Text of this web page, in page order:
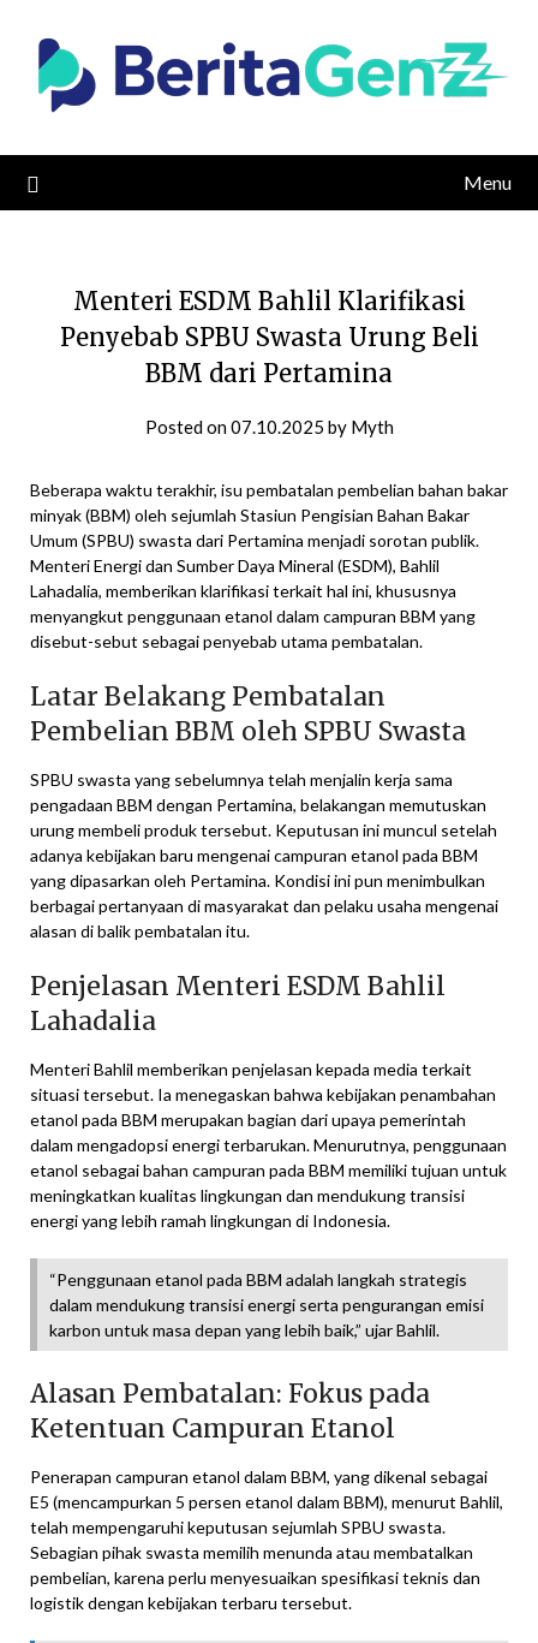
content
Menu
Menteri ESDM Bahlil Klarifikasi
Penyebab SPBU Swasta Urung Beli
BBM dari Pertamina
Posted on07.10.2025 by Myth
Beberapa waktu terakhir, isu pembatalan pembelian bahan bakar
minyak (BBM) oleh sejumlah Stasiun Pengisian Bahan Bakar
Umum (SPBU) swasta dari Pertamina menjadi sorotan publik.
Menteri Energi dan Sumber Daya Mineral (ESDM), Bahlil
Lahadalia, memberikan klarifikasi terkait hal ini, khususnya
menyangkut penggunaan etanol dalam campuran BBM yang
disebut-sebut sebagai penyebab utama pembatalan.
Latar Belakang Pembatalan
Pembelian BBM oleh SPBU Swasta
SPBU swasta yang sebelumnya telah menjalin kerja sama
pengadaan BBM dengan Pertamina, belakangan memutuskan
urung membeli produk tersebut. Keputusan ini muncul setelah
adanya kebijakan baru mengenai campuran etanol pada BBM
yang dipasarkan oleh Pertamina. Kondisi ini pun menimbulkan
berbagai pertanyaan di masyarakat dan pelaku usaha mengenai
alasan di balik pembatalan itu.
Penjelasan Menteri ESDM Bahlil
Lahadalia
Menteri Bahlil memberikan penjelasan kepada media terkait
situasi tersebut. Ia menegaskan bahwa kebijakan penambahan
etanol pada BBM merupakan bagian dari upaya pemerintah
dalam mengadopsi energi terbarukan. Menurutnya, penggunaan
etanol sebagai bahan campuran pada BBM memiliki tujuan untuk
meningkatkan kualitas lingkungan dan mendukung transisi
energi yang lebih ramah lingkungan di Indonesia.
“Penggunaan etanol pada BBM adalah langkah strategis
dalam mendukung transisi energi serta pengurangan emisi
karbon untuk masa depan yang lebih baik,” ujar Bahlil.
Alasan Pembatalan: Fokus pada
Ketentuan Campuran Etanol
Penerapan campuran etanol dalam BBM, yang dikenal sebagai
E5 (mencampurkan 5 persen etanol dalam BBM), menurut Bahlil,
telah mempengaruhi keputusan sejumlah SPBU swasta.
Sebagian pihak swasta memilih menunda atau membatalkan
pembelian, karena perlu menyesuaikan spesifikasi teknis dan
logistik dengan kebijakan terbaru tersebut.